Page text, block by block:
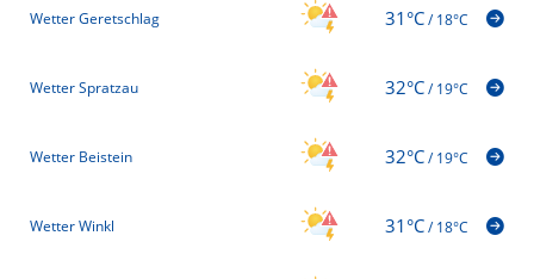
Wetter Geretschlag 31°C/18°C
Wetter Spratzau 32°C/19°C
Wetter Beistein 32°C/19°C
Wetter Winkl 31°C/18°C